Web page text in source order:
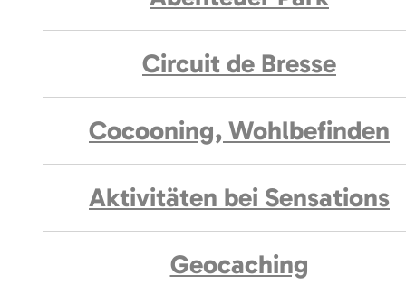
Circuit de Bresse
Cocooning, Wohlbefinden
Aktivitäten bei Sensations
Geocaching